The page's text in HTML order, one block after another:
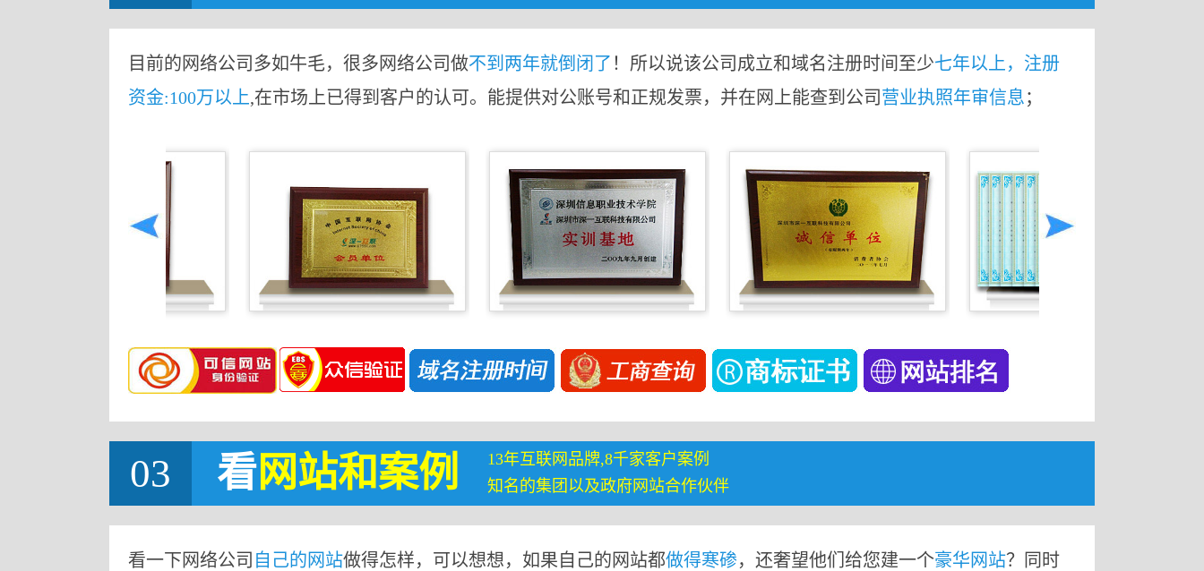
目前的网络公司多如牛毛，很多网络公司做不到两年就倒闭了 ！所以说该公司成立和域名注册时间至少七年以上，注册
资金:100万以上,在市场上已得到客户的认可。能提供对公账号和正规发票，并在网上能查到公司 营业执照年审信息；
03 看网站和案例
13年互联网品牌,8千家客户案例
知名的集团以及政府网站合作伙伴
看一下网络公司 自己的网站做得怎样，可以想想，如果自己的网站都做得寒碜，还奢望他们给您建一个豪华网站？同时